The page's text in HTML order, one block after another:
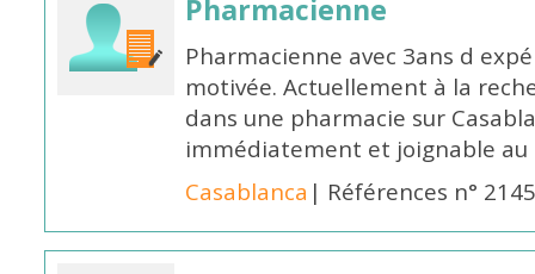
Pharmacienne
Pharmacienne avec 3ans d
motivée. Actuellement à la
dans une pharmacie sur
immédiatement et joignable au
Casablanca | Références n°